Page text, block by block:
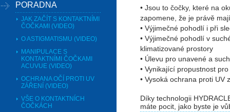
• Jsou to čočky, které na
zapomene, že je právě
• Výjimečné pohodlí i při
• Výjimečné pohodlí v
klimatizované prostory
• Úlevu pro unavené a
• Vynikající propustnost
• Vysoká ochrana proti UV
Díky technologii
máte pocit, jako byste je
PORADNA
JAK ZAČÍT S KONTAKTNÍMI
ČOČKAMI (VIDEO)
O ASTIGMATISMU (VIDEO)
MANIPULACE S
KONTAKTNÍMI ČOČKAMI
ACUVUE (VIDEO)
OCHRANA OČÍ PROTI UV
ZÁŘENÍ (VIDEO)
VŠE O KONTAKTNÍCH
ČOČKÁCH